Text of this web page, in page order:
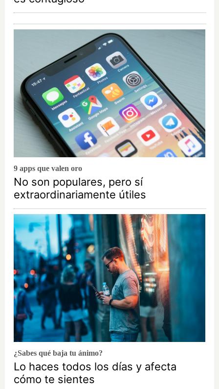
9 apps que valen oro
No son populares, pero sí
extraordinariamente útiles
¿Sabes qué baja tu ánimo?
Lo haces todos los días y afecta
cómo te sientes